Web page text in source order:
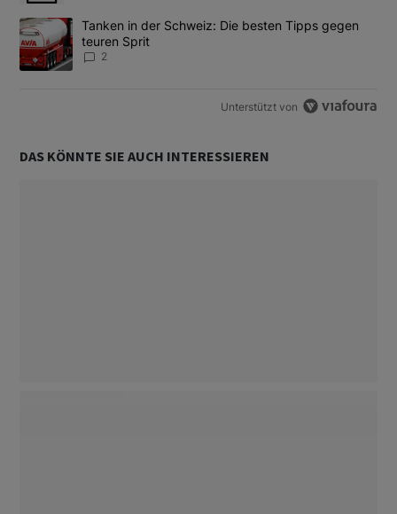
Ein Trendartikel mit dem Titel "Tanken in der Schweiz: Die
Tanken in der Schweiz: Die besten Tipps gegen
teuren Sprit
2
Unterstützt von
DAS KÖNNTE SIE AUCH INTERESSIEREN